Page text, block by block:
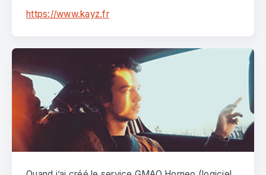
https://www.kayz.fr